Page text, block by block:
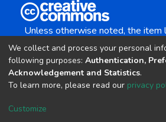
Unless otherwise noted, the item
Creative Commons
copyright ©
Cookie
We collect and process your personal
following purposes: Authentication,
Acknowledgement and Statistics.
To learn more, please read our privacy
Customize